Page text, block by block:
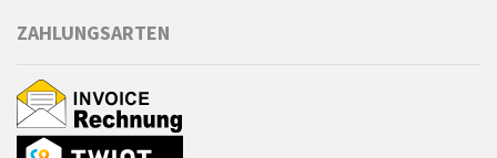
ZAHLUNGSARTEN